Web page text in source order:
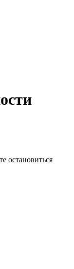
остановиться